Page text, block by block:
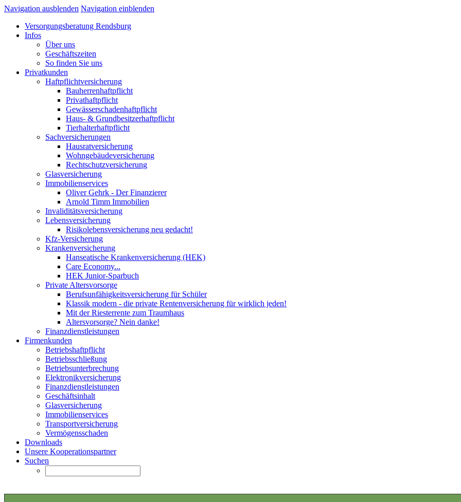
Navigation ausblenden Navigation einblenden
Versorgungsberatung Rendsburg
Infos
Über uns
Geschäftszeiten
So finden Sie uns
Privatkunden
Haftpflichtversicherung
Bauherrenhaftpflicht
Privathaftpflicht
Gewässerschadenhaftpflicht
Haus- & Grundbesitzerhaftpflicht
Tierhalterhaftpflicht
Sachversicherungen
Hausratversicherung
Wohngebäudeversicherung
Rechtschutzversicherung
Glasversicherung
Immobilienservices
Oliver Gehrk - Der Finanzierer
Arnold Timm Immobilien
Invaliditätsversicherung
Lebensversicherung
Risikolebensversicherung neu gedacht!
Kfz-Versicherung
Krankenversicherung
Hanseatische Krankenversicherung (HEK)
Care Economy...
HEK Junior-Sparbuch
Private Altersvorsorge
Berufsunfähigkeitsversicherung für Schüler
Klassik modern - die private Rentenversicherung für wirklich jeden!
Mit der Riesterrente zum Traumhaus
Altersvorsorge? Nein danke!
Finanzdienstleistungen
Firmenkunden
Betriebshaftpflicht
Betriebsschließung
Betriebsunterbrechung
Elektronikversicherung
Finanzdienstleistungen
Geschäftsinhalt
Glasversicherung
Immobilienservices
Transportversicherung
Vermögensschaden
Downloads
Unsere Kooperationspartner
Suchen